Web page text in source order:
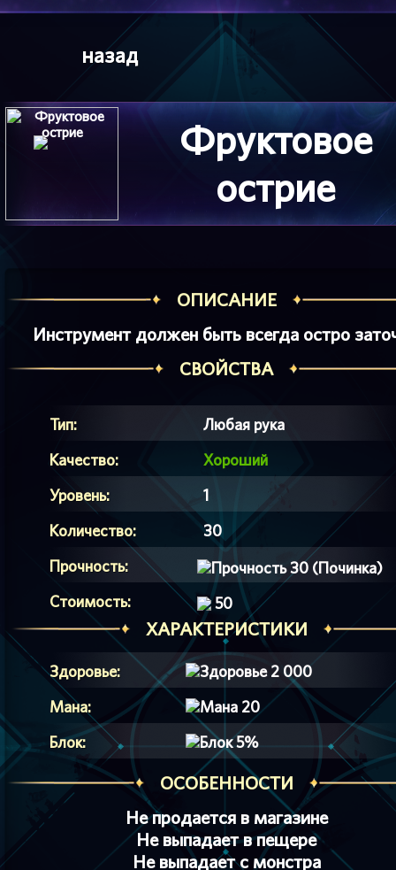
назад
Фруктовое
острие
ОПИСАНИЕ
Инструмент должен быть всегда остро
СВОЙСТВА
Тип:
Любая рука
Качество:
Хороший
Уровень:
1
Количество:
30
Прочность:
30 (Починка)
Стоимость:
50
ХАРАКТЕРИСТИКИ
Здоровье:
2 000
Мана:
20
Блок:
5%
ОСОБЕННОСТИ
Не продается в магазине
Не выпадает в пещере
Не выпадает с монстра